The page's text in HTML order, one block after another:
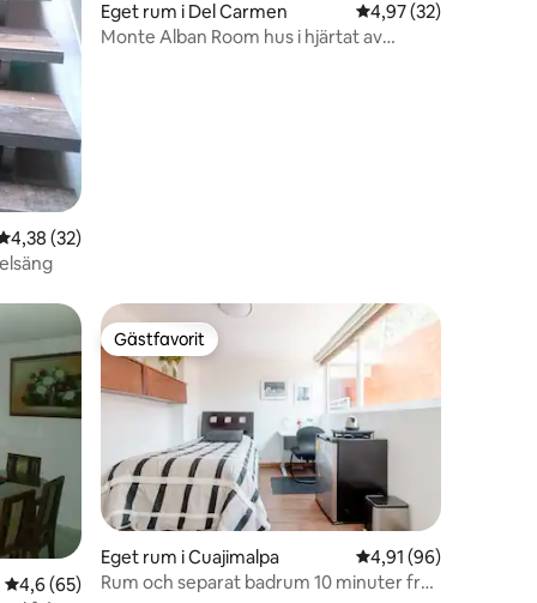
av 5 i genomsnittligt betyg, 32 omdömen
4,38 (32)
Eget rum i Del Carmen 4,97 av 5 i
4,97 (32)
Monte Alban Room hus i hjärtat av
4,6 av 5 i genomsnittligt betyg, 65 omdömen
4,6 (65)
Gästfavorit
Gästfavorit
Eget rum i Cuajimalpa 4,91 av 5 i
4,91 (96)
Rum och separat badrum 10 minuter från